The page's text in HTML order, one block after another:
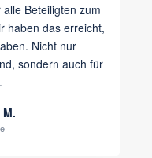
Beteiligten zum
haben das erreicht,
Nicht nur
sondern auch für